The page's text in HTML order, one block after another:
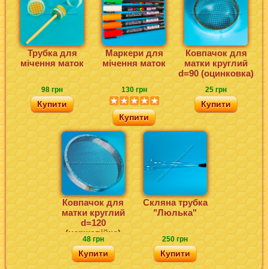
Трубка для
мічення маток
98 грн
Купити
Маркери для
мічення маток
130 грн
Купити
Ковпачок для
матки круглий
d=90 (оцинковка)
25 грн
Купити
Ковпачок для
матки круглий
d=120
(нержавійка)
48 грн
Купити
Скляна трубка
"Люлька"
250 грн
Купити